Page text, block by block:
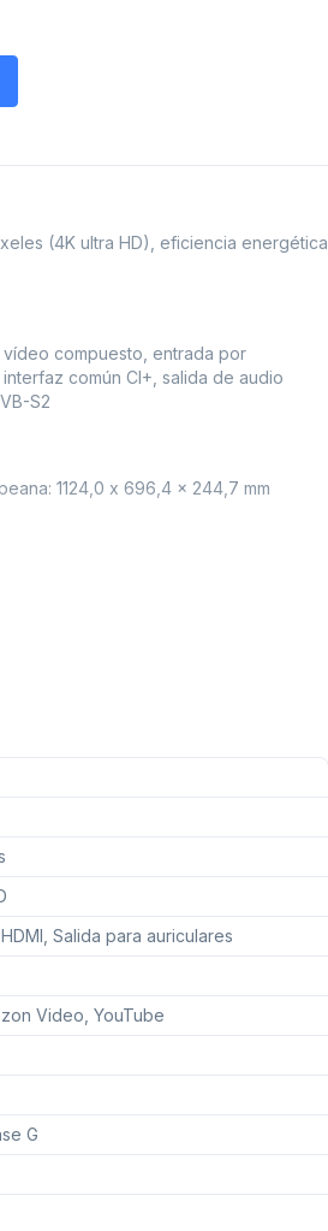
(4K ultra HD), eficiencia energética
vídeo compuesto, entrada por
común CI+, salida de audio
S2
1124,0 x 696,4 x 244,7 mm
Salida para auriculares
Video, YouTube
G